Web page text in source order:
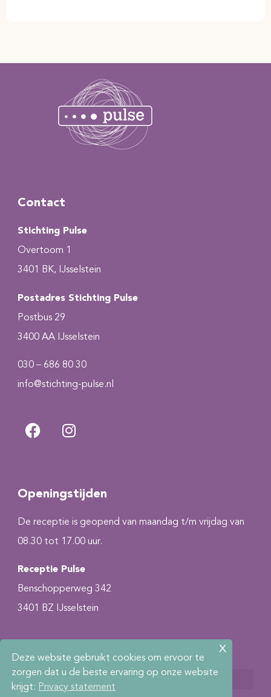
Contact
Stichting Pulse
Overtoom 1
3401 BK, IJsselstein
Postadres Stichting Pulse
Postbus 29
3400 AA IJsselstein
030 – 686 80 30
info@stichting-pulse.nl
Openingstijden
De receptie is geopend van maandag t/m vrijdag van
08.30 tot 17.00 uur.
Receptie Pulse
Benschopperweg 342
3401 BZ IJsselstein
Deze website gebruikt cookies om ervoor te
zorgen dat u de beste ervaring op onze website
krijgt: Privacy statement
x